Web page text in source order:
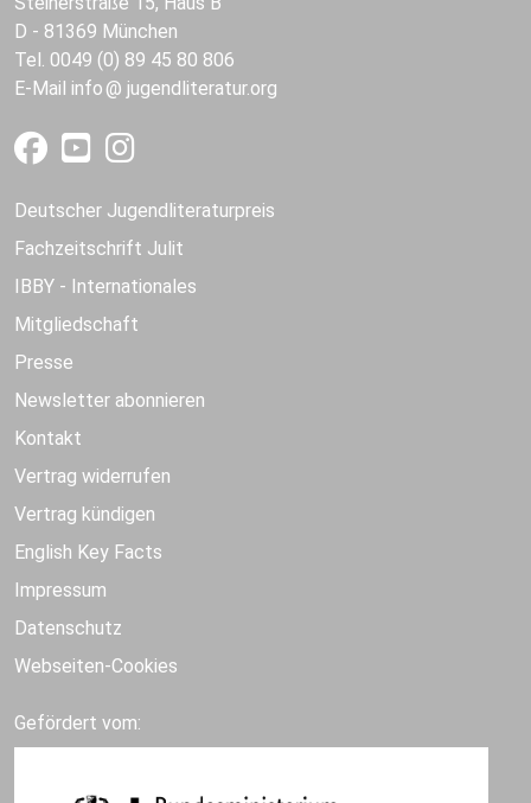
D - 81369 München
Tel. 0049 (0) 89 45 80 806
E-Mail info jugendliteratur.org
Deutscher Jugendliteraturpreis
Fachzeitschrift Julit
IBBY - Internationales
Mitgliedschaft
Presse
Newsletter abonnieren
Kontakt
Vertrag widerrufen
Vertrag kündigen
English Key Facts
Impressum
Datenschutz
Webseiten-Cookies
Gefördert vom: